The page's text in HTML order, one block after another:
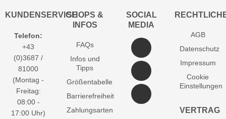
KUNDENSERVICE
Telefon:
+43
(0)3687 /
81000
(Montag -
Freitag:
08:00 -
17:00 Uhr)
SHOPS &
INFOS
FAQs
Infos und
Tipps
Größentabelle
Barrierefreiheit
Zahlungsarten
SOCIAL
MEDIA
AGB
Datenschutz
Impressum
Cookie
Einstellungen
VERTRAG